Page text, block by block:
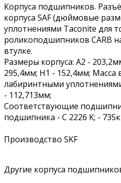
Корпуса подшипников.
корпуса SAF (дюймовые
уплотнениями Taconite для
роликоподшипников CARB
втулке.
Размеры корпуса: A2 -
295,4мм; H1 - 152,4мм; Масса
лабиринтными
- 112,713мм;
Соответствующие
подшипника - C 2226 K; -
Производство SKF
Другие корпуса